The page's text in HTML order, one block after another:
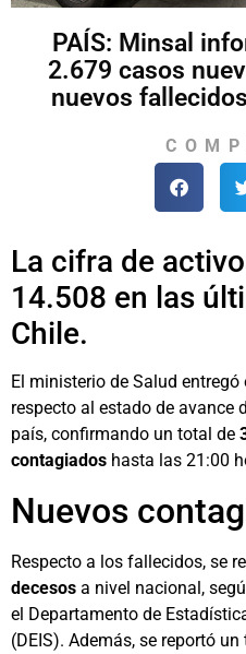
PAÍS: Minsal
2.679 casos
nuevos
La cifra de
14.508 en las
Chile.
El ministerio de Salud
respecto al estado de avance
país, confirmando un total de
contagiados hasta las 21:00
Nuevos
Respecto a los fallecidos, se
decesos a nivel nacional,
el Departamento de
(DEIS). Además, se reportó